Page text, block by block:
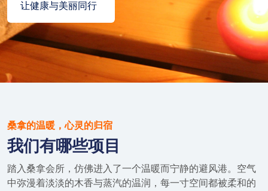
让健康与美丽同行
桑拿的温暖，心灵的归宿
我们有哪些项目
踏入桑拿会所，仿佛进入了一个温暖而宁静的避风港。空气
中弥漫着淡淡的木香与蒸汽的温润，每一寸空间都被柔和的